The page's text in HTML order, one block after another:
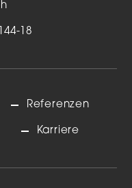
18
Referenzen
Karriere